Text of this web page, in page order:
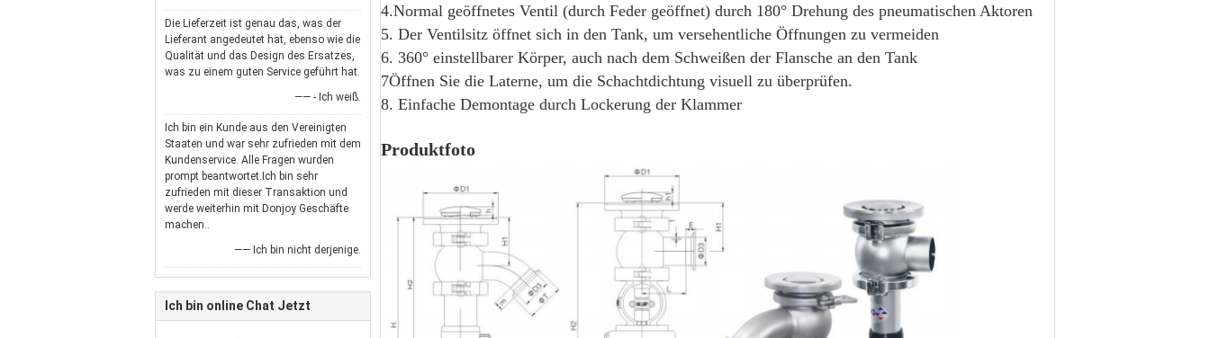
Die Lieferzeit ist genau das, was der
Lieferant angedeutet hat, ebenso wie die
Qualität und das Design des Ersatzes,
was zu einem guten Service geführt hat.
—— - Ich weiß.
Ich bin ein Kunde aus den Vereinigten
Staaten und war sehr zufrieden mit dem
Kundenservice. Alle Fragen wurden
prompt beantwortet.Ich bin sehr
zufrieden mit dieser Transaktion und
werde weiterhin mit Donjoy Geschäfte
machen..
—— Ich bin nicht derjenige.
Ich bin online Chat Jetzt
4.Normal geöffnetes Ventil (durch Feder geöffnet) durch 180° Drehung des pneumatischen Aktoren
5. Der Ventilsitz öffnet sich in den Tank, um versehentliche Öffnungen zu vermeiden
6. 360° einstellbarer Körper, auch nach dem Schweißen der Flansche an den Tank
7Öffnen Sie die Laterne, um die Schachtdichtung visuell zu überprüfen.
8. Einfache Demontage durch Lockerung der Klammer
Produktfoto